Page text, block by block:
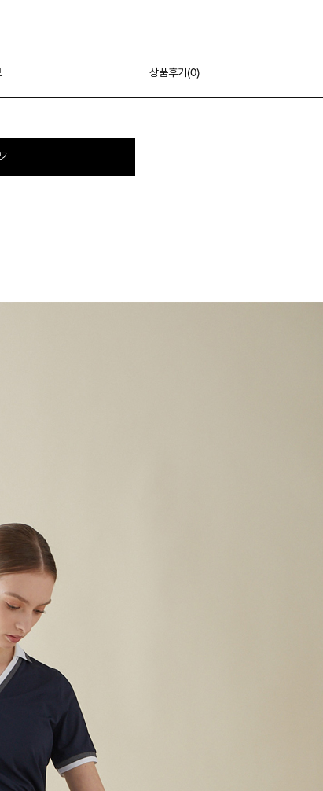
상품후기(0)